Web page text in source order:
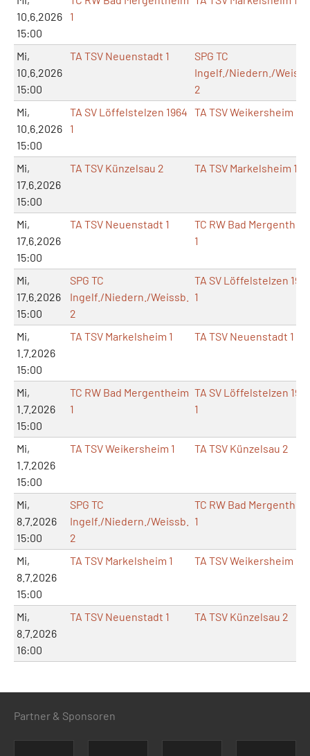
10.6.2026
15:00
1
Mi,
10.6.2026
15:00
TA TSV Neuenstadt 1
SPG TC
Ingelf./Niedern./
2
Mi,
10.6.2026
15:00
TA SV Löffelstelzen 1964
1
TA TSV Weikersheim 1
Mi,
17.6.2026
15:00
TA TSV Künzelsau 2 TA TSV Markelsheim 1
Mi,
17.6.2026
15:00
TA TSV Neuenstadt 1
TC RW Bad
1
Mi,
17.6.2026
15:00
SPG TC
Ingelf./Niedern./Weissb.
2
TA SV Löffelstelzen
1
Mi,
1.7.2026
15:00
TA TSV Markelsheim 1 TA TSV Neuenstadt 1
Mi,
1.7.2026
15:00
TC RW Bad Mergentheim
1
TA SV Löffelstelzen
1
Mi,
1.7.2026
15:00
TA TSV Weikersheim 1 TA TSV Künzelsau 2
Mi,
8.7.2026
15:00
SPG TC
Ingelf./Niedern./Weissb.
2
TC RW Bad
1
Mi,
8.7.2026
15:00
TA TSV Markelsheim 1 TA TSV Weikersheim 1
Mi,
8.7.2026
16:00
TA TSV Neuenstadt 1 TA TSV Künzelsau 2
Partner & Sponsoren